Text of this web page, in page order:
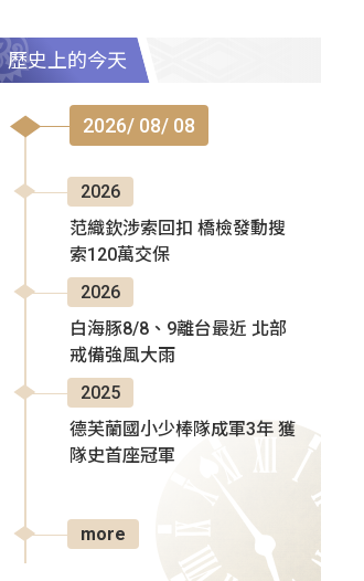
歷史上的今天
2026/ 08/ 08
2026
范織欽涉索回扣 橋檢發動搜
索120萬交保
2026
白海豚8/8、9離台最近 北部
戒備強風大雨
2025
德芙蘭國小少棒隊成軍3年 獲
隊史首座冠軍
more